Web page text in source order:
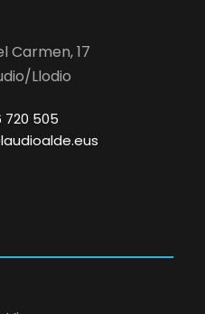
Carmen, 17
Llodio
720 505